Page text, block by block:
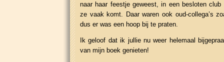
naar haar feestje geweest, in een besloten
ze vaak komt. Daar waren ook oud-collega’s
dus er was een hoop bij te praten.
Ik geloof dat ik jullie nu weer helemaal
van mijn boek genieten!